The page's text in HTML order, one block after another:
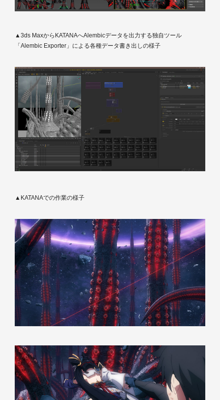
▲3ds MaxからKATANAへAlembicデータを出力する独自ツール
「Alembic Exporter」による各種データ書き出しの様子
▲KATANAでの作業の様子